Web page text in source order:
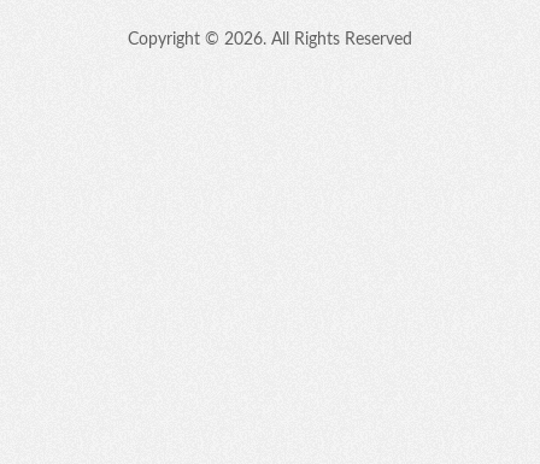
Copyright © 2026. All Rights Reserved